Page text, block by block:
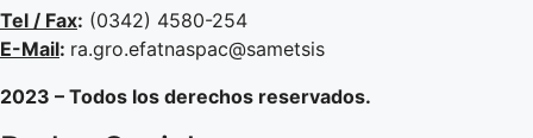
Tel / Fax: (0342) 4580-254
E-Mail: ra.gro.efatnaspac@sametsis
2023 – Todos los derechos reservados.